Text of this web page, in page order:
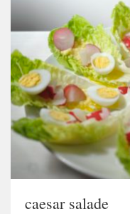
caesar salade